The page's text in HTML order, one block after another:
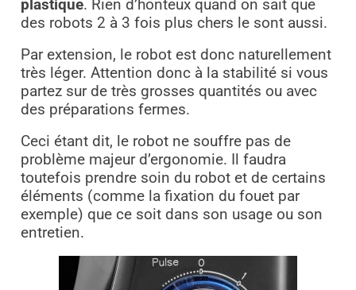
plastique. Rien d’honteux quand on sait que
des robots 2 à 3 fois plus chers le sont aussi.
Par extension, le robot est donc naturellement
très léger. Attention donc à la stabilité si vous
partez sur de très grosses quantités ou avec
des préparations fermes.
Ceci étant dit, le robot ne souffre pas de
problème majeur d’ergonomie. Il faudra
toutefois prendre soin du robot et de certains
éléments (comme la fixation du fouet par
exemple) que ce soit dans son usage ou son
entretien.